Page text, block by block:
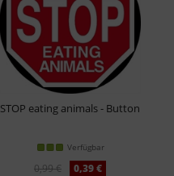
STOP eating animals - Button
Verfügbar
0,99 € 0,39 €